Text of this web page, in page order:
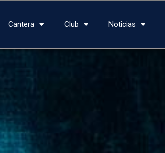
Cantera Club Noticias